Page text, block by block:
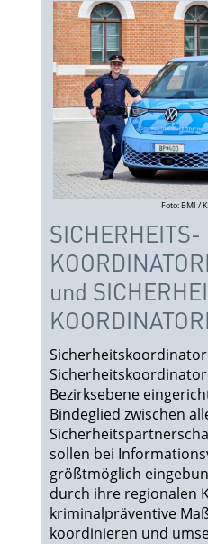
Foto: BMI /
SICHERHEITS­
und
Bezirksebene
Bindeglied zwischen
sollen bei
größtmöglich
durch ihre regionalen
kriminalpräventive
koordinieren und